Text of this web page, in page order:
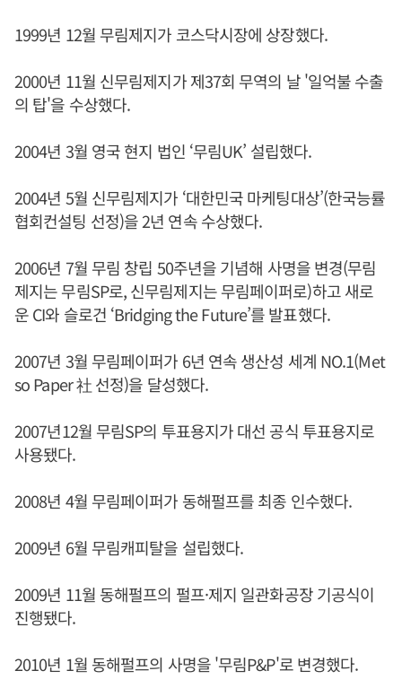
1999년 12월 무림제지가 코스닥시장에 상장했다.
2000년 11월 신무림제지가 제37회 무역의 날 '일억불 수출
의 탑'을 수상했다.
2004년 3월 영국 현지 법인 ‘무림UK’ 설립했다.
2004년 5월 신무림제지가 ‘대한민국 마케팅대상’(한국능률
협회컨설팅 선정)을 2년 연속 수상했다.
2006년 7월 무림 창립 50주년을 기념해 사명을 변경(무림
제지는 무림SP로, 신무림제지는 무림페이퍼로)하고 새로
운 CI와 슬로건 ‘Bridging the Future’를 발표했다.
2007년 3월 무림페이퍼가 6년 연속 생산성 세계 NO.1(Met
so Paper 社 선정)을 달성했다.
2007년12월 무림SP의 투표용지가 대선 공식 투표용지로
사용됐다.
2008년 4월 무림페이퍼가 동해펄프를 최종 인수했다.
2009년 6월 무림캐피탈을 설립했다.
2009년 11월 동해펄프의 펄프·제지 일관화공장 기공식이
진행됐다.
2010년 1월 동해펄프의 사명을 '무림P&P'로 변경했다.